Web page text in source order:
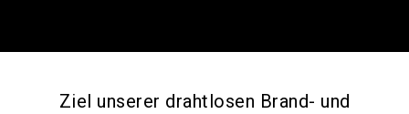
Ziel unserer drahtlosen Brand- und